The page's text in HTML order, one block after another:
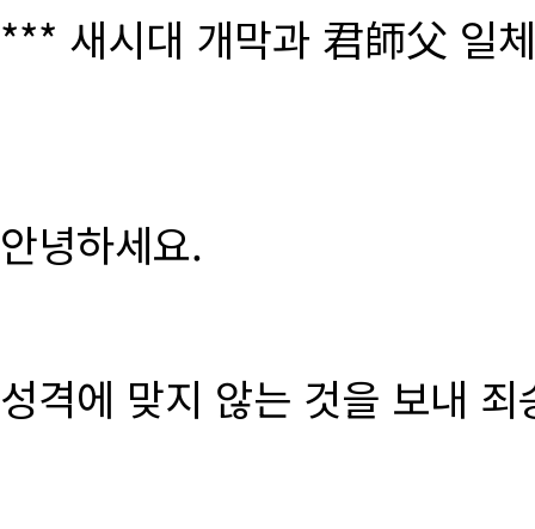
*** 새시대 개막과 君師父 일
안녕하세요.
성격에 맞지 않는 것을 보내